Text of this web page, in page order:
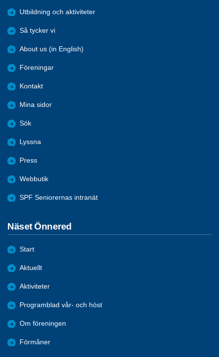
Utbildning och aktiviteter
Så tycker vi
About us (in English)
Föreningar
Kontakt
Mina sidor
Sök
Lyssna
Press
Webbutik
SPF Seniorernas intranät
Näset Önnered
Start
Aktuellt
Aktiviteter
Programblad vår- och höst
Om föreningen
Förmåner